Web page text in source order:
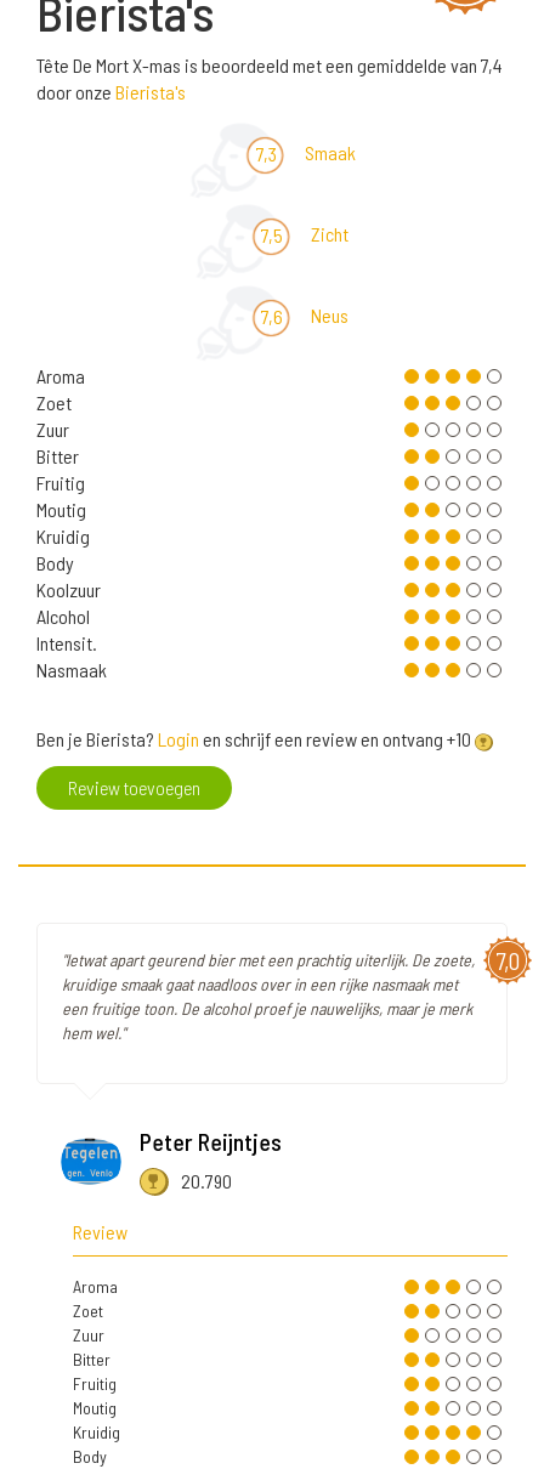
Tête De Mort X-mas is beoordeeld met een gemiddelde van 7,4
door onze Bierista's
7,3 Smaak
7,5 Zicht
7,6 Neus
Aroma
Zoet
Zuur
Bitter
Fruitig
Moutig
Kruidig
Body
Koolzuur
Alcohol
Intensit.
Nasmaak
Ben je Bierista? Login en schrijf een review en ontvang +10
Review toevoegen
7,0
"Ietwat apart geurend bier met een prachtig uiterlijk. De zoete,
kruidige smaak gaat naadloos over in een rijke nasmaak met
een fruitige toon. De alcohol proef je nauwelijks, maar je merk
hem wel."
Peter Reijntjes
20.790
Review
Aroma
Zoet
Zuur
Bitter
Fruitig
Moutig
Kruidig
Body